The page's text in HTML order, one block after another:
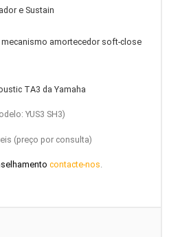
e Sustain
amortecedor soft-close
TA3 da Yamaha
YUS3 SH3)
(preço por consulta)
contacte-nos.